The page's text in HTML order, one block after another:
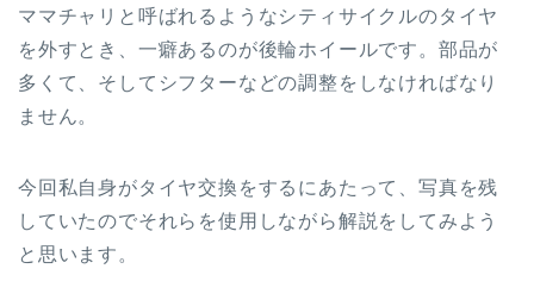
ママチャリと呼ばれるようなシティサイクルのタイヤ
を外すとき、一癖あるのが後輪ホイールです。部品が
多くて、そしてシフターなどの調整をしなければなり
ません。
今回私自身がタイヤ交換をするにあたって、写真を残
していたのでそれらを使用しながら解説をしてみよう
と思います。